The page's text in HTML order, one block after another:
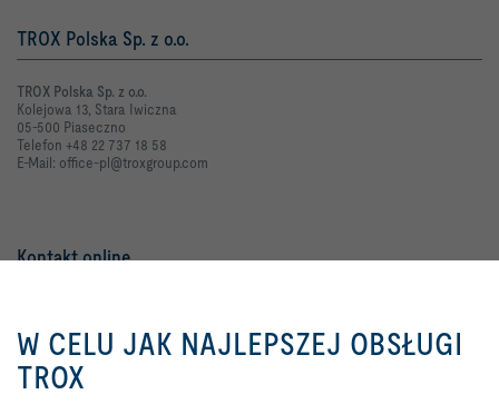
TROX Polska Sp. z o.o.
TROX Polska Sp. z o.o.
Kolejowa 13, Stara Iwiczna
05-500 Piaseczno
Telefon +48 22 737 18 58
E-Mail: office-pl@troxgroup.com
Kontakt online
Zgłoszenie usterki
zapewnić doskonałą obsługę
strony internetowej i łatwe procesy
W CELU JAK NAJLEPSZEJ OBSŁUGI
TROX